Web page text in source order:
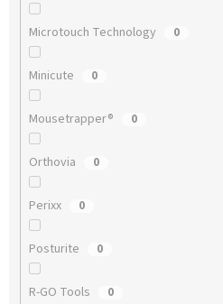
Microtouch Technology 0
Minicute 0
Mousetrapper® 0
Orthovia 0
Perixx 0
Posturite 0
R-GO Tools 0